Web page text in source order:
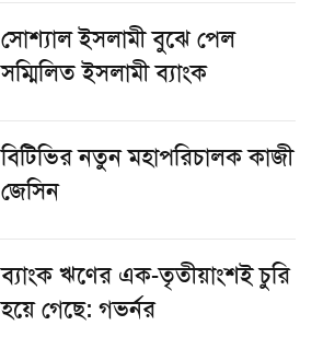
সোশ্যাল ইসলামী বুঝে পেল
সম্মিলিত ইসলামী ব্যাংক
বিটিভির নতুন মহাপরিচালক কাজী
জেসিন
ব্যাংক ঋণের এক-তৃতীয়াংশই চুরি
হয়ে গেছে: গভর্নর